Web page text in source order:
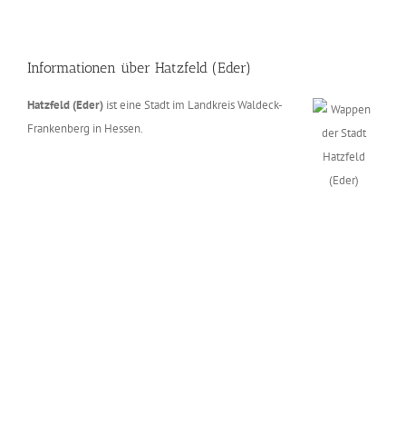
Informationen über Hatzfeld (Eder)
Hatzfeld (Eder) ist eine Stadt im Landkreis Waldeck-
Frankenberg in Hessen.